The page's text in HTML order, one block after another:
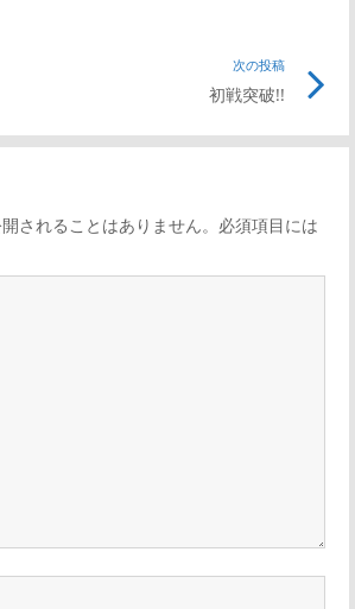
次の投稿
初戦突破!!
されることはありません。必須項目には